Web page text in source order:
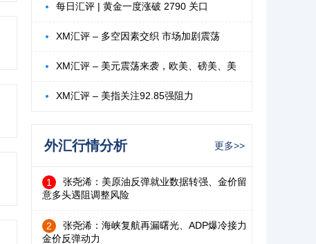
每日汇评 | 黄金一度涨破 2790 关口
XM汇评 – 多空因素交织 市场加剧震荡
XM汇评 – 美元震荡来袭，欧美、磅美、美
XM汇评 – 美指关注92.85强阻力
外汇行情分析 更多>>
1
张尧浠：美原油反弹就业数据转强、金价留
意多头遇阻调整风险
2
张尧浠：海峡复航再漏曙光、ADP爆冷接力
金价反弹动力